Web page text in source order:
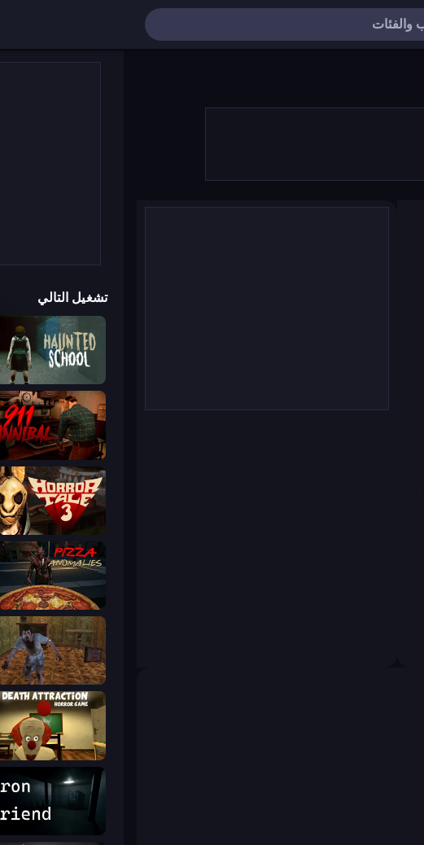
تشغيل التالي
Haunted School
911: Cannibal
3: The Witch
Pizza Anomalies
Scary Freddy
Game